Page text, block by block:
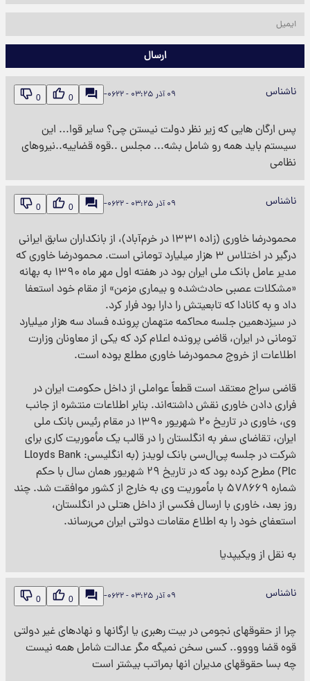
ارسال
ناشناس ۰۹ آذر ‎−۰۶۲۲ - ۰۳:۲۵ 0
0
پس ارگان هایی که زیر نظر دولت نیستن چی؟ سایر قوا... این
سیستم باید همه رو شامل بشه... مجلس ..قوه قضاییه..نیروهای
نظامی
ناشناس ۰۹ آذر ‎−۰۶۲۲ - ۰۳:۲۵ 0
0
محمودرضا خاوری (زاده ۱۳۳۱ در خرم‌آباد)، از بانکداران سابق ایرانی
درگیر در اختلاس ۳ هزار میلیارد تومانی است. محمودرضا خاوری که
مدیر عامل بانک ملی ایران بود در هفته اول مهر ماه ۱۳۹۰ به بهانه
«مشکلات عصبی حادث‌شده و بیماری مزمن» از مقام خود استعفا
داد و به کانادا که تابعیتش را دارا بود فرار کرد.
در سیزدهمین جلسه محاکمه متهمان پرونده فساد سه هزار میلیارد
تومانی در ایران، قاضی پرونده اعلام کرد که یکی از معاونان وزارت
اطلاعات از خروج محمودرضا خاوری مطلع بوده است.
قاضی سراج معتقد است قطعاً عواملی از داخل حکومت ایران در
فراری دادن خاوری نقش داشته‌اند. بنابر اطلاعات منتشره از جانب
وی، خاوری در تاریخ ۲۰ شهریور ۱۳۹۰ در مقام رئیس بانک ملی
ایران، تقاضای سفر به انگلستان را در قالب یک مأموریت کاری برای
شرکت در جلسه پی‌ال‌سی بانک لویدز (به انگلیسی: Lloyds Bank
Plc) مطرح کرده بود که در تاریخ ۲۹ شهریور همان سال با حکم
شماره ۵۷۸۶۶۹ با مأموریت وی به خارج از کشور موافقت شد. چند
روز بعد، خاوری با ارسال فکسی از داخل هتلی در انگلستان،
استعفای خود را به اطلاع مقامات دولتی ایران می‌رساند.
به نقل از ويكيپديا
ناشناس ۰۹ آذر ‎−۰۶۲۲ - ۰۳:۲۵ 0
0
چرا از حقوقهای نجومی در بیت رهبری یا ارگانها و نهادهای غیر دولتی
قوه قضا وووو.. کسی سخن نمیگه مگر عدالت شامل همه نیست
چه بسا حقوقهای مدیران انها بمراتب بیشتر است